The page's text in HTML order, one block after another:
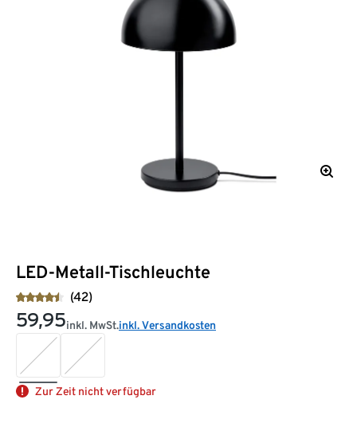
LED-Metall-Tischleuchte
(42)
59,95inkl. MwSt.inkl. Versandkosten
Zur Zeit nicht verfügbar